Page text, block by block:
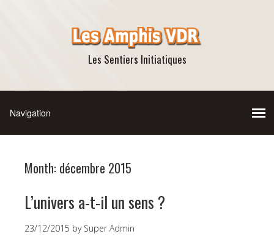
Les Sentiers Initiatiques
Month: décembre 2015
L’univers a-t-il un sens ?
23/12/2015 by Super Admin